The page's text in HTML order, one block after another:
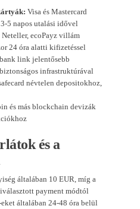
Visa és Mastercard
5 napos utalási idővel
ecoPayz villám
24 óra alatti kifizetéssel
link jelentősebb
infrastruktúrával
névtelen depositokhoz,
és más blockchain devizák
és a
általában 10 EUR, míg a
payment módtól
általában 24-48 óra belül